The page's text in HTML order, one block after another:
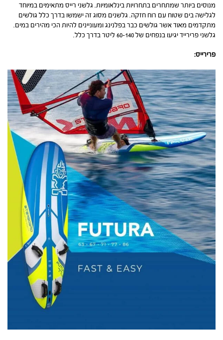
מנוסים ביותר שמתחרים בתחרויות בינלאומיות. גלשני רייס מתאימים במיוחד
לגלישה בים שטוח עם רוח חזקה. גלשנים מסוג זה ישמשו בדרך כלל גולשים
מתקדמים מאוד אשר גולשים כבר בפלנינג ומעוניינים להיות הכי מהירים במים.
גלשני פרירייד יגיעו בנפחים של 60-140 ליטר בדרך כלל.
פרירייס: